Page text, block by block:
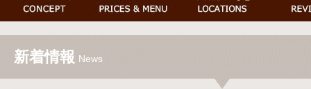
新着情報 News